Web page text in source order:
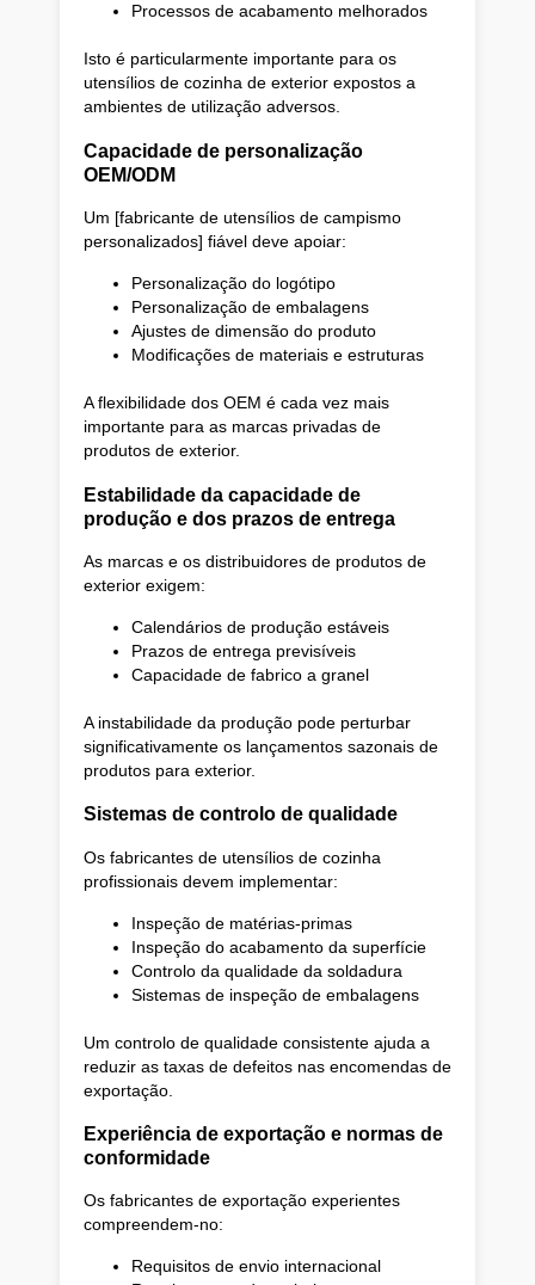
Processos de acabamento melhorados
Isto é particularmente importante para os
utensílios de cozinha de exterior expostos a
ambientes de utilização adversos.
Capacidade de personalização
OEM/ODM
Um [fabricante de utensílios de campismo
personalizados] fiável deve apoiar:
Personalização do logótipo
Personalização de embalagens
Ajustes de dimensão do produto
Modificações de materiais e estruturas
A flexibilidade dos OEM é cada vez mais
importante para as marcas privadas de
produtos de exterior.
Estabilidade da capacidade de
produção e dos prazos de entrega
As marcas e os distribuidores de produtos de
exterior exigem:
Calendários de produção estáveis
Prazos de entrega previsíveis
Capacidade de fabrico a granel
A instabilidade da produção pode perturbar
significativamente os lançamentos sazonais de
produtos para exterior.
Sistemas de controlo de qualidade
Os fabricantes de utensílios de cozinha
profissionais devem implementar:
Inspeção de matérias-primas
Inspeção do acabamento da superfície
Controlo da qualidade da soldadura
Sistemas de inspeção de embalagens
Um controlo de qualidade consistente ajuda a
reduzir as taxas de defeitos nas encomendas de
exportação.
Experiência de exportação e normas de
conformidade
Os fabricantes de exportação experientes
compreendem-no:
Requisitos de envio internacional